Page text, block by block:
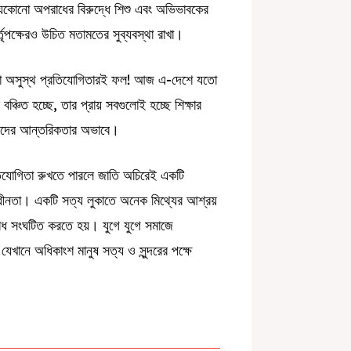
অপরাধের বিরুদ্ধে শিশু এবং অভিভাবকের
উচিত মতামতের সুব্যবস্থা রাখা।
অসুস্থ প্রতিযোগিতারই ফল! আজ এ-দেশে যতো
হচ্ছে, তার প্রায় সবগুলোই হচ্ছে শিক্ষার
আন্তরিকতার অভাবে।
রুখতে পারলে জাতি অচিরেই একটি
একটি সত্য লুকাতে অনেক মিথ্যের আশ্রয়
সংঘটিত করতে হয়। যুগে যুগে সমাজে
অধিকাংশ মানুষ সত্য ও সুন্দরের পক্ষে